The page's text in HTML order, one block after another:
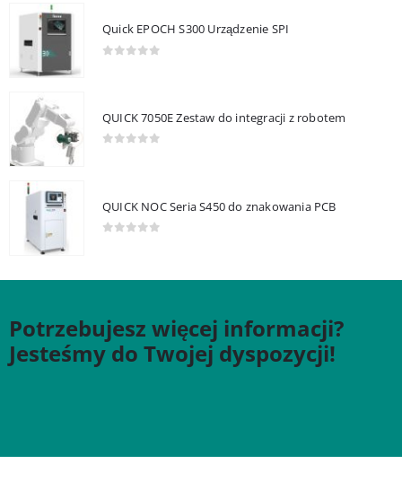
Quick EPOCH S300 Urządzenie SPI
QUICK 7050E Zestaw do integracji z robotem
QUICK NOC Seria S450 do znakowania PCB
Potrzebujesz więcej informacji?
Jesteśmy do Twojej dyspozycji!